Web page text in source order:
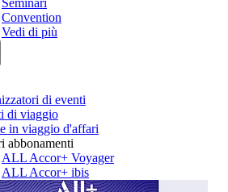
Convention
Vedi di più
di eventi
di viaggio
in viaggio d'affari
abbonamenti
ALL Accor+ Voyager
ALL Accor+ ibis